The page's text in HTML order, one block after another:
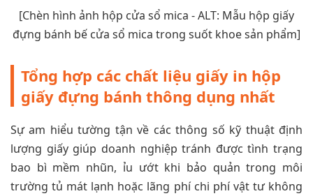
[Chèn hình ảnh hộp cửa sổ mica - ALT: Mẫu hộp giấy
đựng bánh bế cửa sổ mica trong suốt khoe sản phẩm]
Tổng hợp các chất liệu giấy in hộp
giấy đựng bánh thông dụng nhất
Sự am hiểu tường tận về các thông số kỹ thuật định
lượng giấy giúp doanh nghiệp tránh được tình trạng
bao bì mềm nhũn, ỉu ướt khi bảo quản trong môi
trường tủ mát lạnh hoặc lãng phí chi phí vật tư không